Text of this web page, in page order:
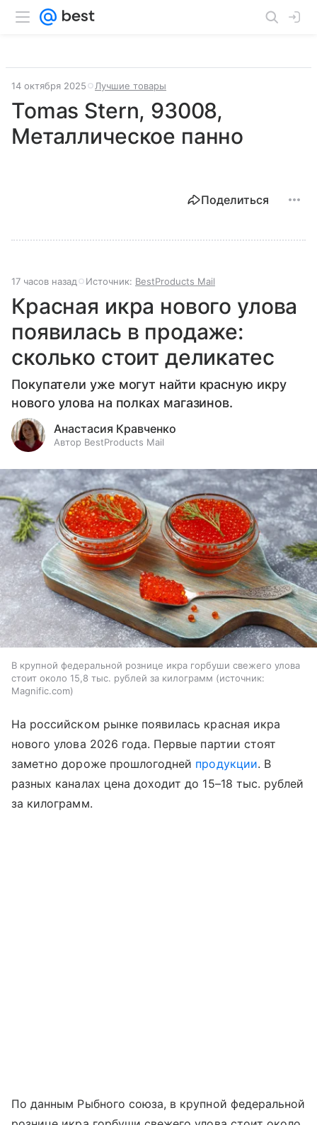
14 октября 2025 Лучшие товары
Tomas Stern, 93008,
Металлическое панно
Поделиться
17 часов назад Источник: BestProducts Mail
Красная икра нового улова
появилась в продаже:
сколько стоит деликатес
Покупатели уже могут найти красную икру
нового улова на полках магазинов.
Анастасия Кравченко
Автор BestProducts Mail
В крупной федеральной рознице икра горбуши свежего улова
стоит около 15,8 тыс. рублей за килограмм
источник:
Magnific.com
На российском рынке появилась красная икра
нового улова 2026 года. Первые партии стоят
заметно дороже прошлогодней продукции. В
разных каналах цена доходит до 15–18 тыс. рублей
за килограмм.
По данным Рыбного союза, в крупной федеральной